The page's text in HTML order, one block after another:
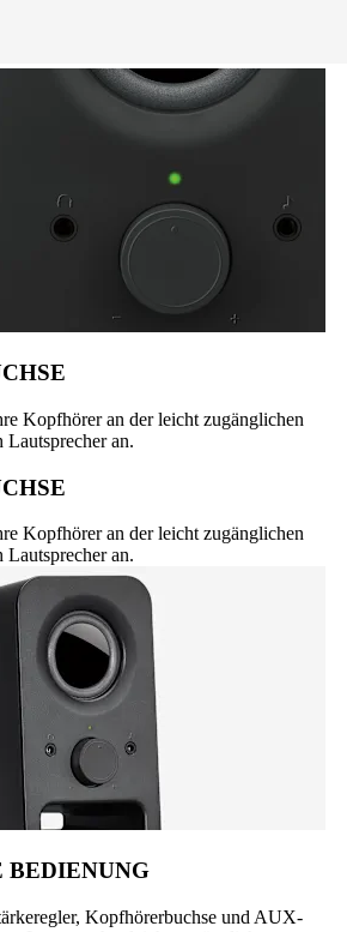
Kopfhörer an der leicht zugänglichen
Lautsprecher an.
Kopfhörer an der leicht zugänglichen
Lautsprecher an.
BEDIENUNG
Kopfhörerbuchse und AUX-